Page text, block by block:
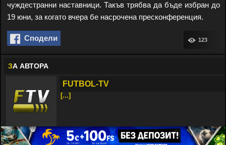
чуждестранни наставници. Такъв трябва да бъде избран до
19 юни, за когато вчера бе насрочена пресконференция.
Сподели 123
ЗА АВТОРА
FUTBOL-TV
[...]